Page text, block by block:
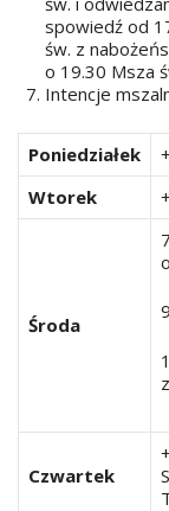
spowiedź od
św. z
o 19.30 Msza
Intencje
Poniedziałek
Wtorek
Środa
Czwartek